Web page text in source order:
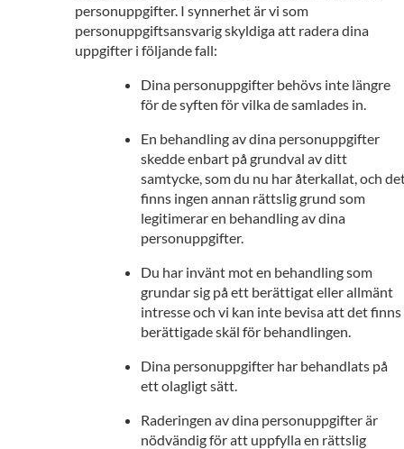
personuppgifter. I synnerhet är vi som
personuppgiftsansvarig skyldiga att radera dina
uppgifter i följande fall:
Dina personuppgifter behövs inte längre
för de syften för vilka de samlades in.
En behandling av dina personuppgifter
skedde enbart på grundval av ditt
samtycke, som du nu har återkallat, och
finns ingen annan rättslig grund som
legitimerar en behandling av dina
personuppgifter.
Du har invänt mot en behandling som
grundar sig på ett berättigat eller allmänt
intresse och vi kan inte bevisa att det finns
berättigade skäl för behandlingen.
Dina personuppgifter har behandlats på
ett olagligt sätt.
Raderingen av dina personuppgifter är
nödvändig för att uppfylla en rättslig